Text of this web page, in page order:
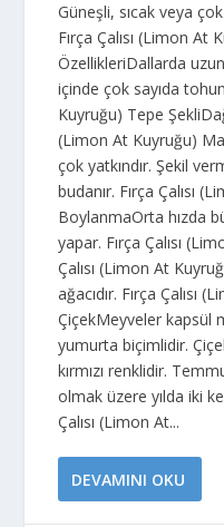
Güneşli, sıcak veya
Fırça Çalısı (Limon At
ÖzellikleriDallarda
içinde çok sayıda
Kuyruğu) Tepe
(Limon At Kuyruğu)
çok yatkındır. Şekil
budanır. Fırça Çalısı
BoylanmaOrta hızda
yapar. Fırça Çalısı
Çalısı (Limon At
ağacıdır. Fırça Çalısı
ÇiçekMeyveler kapsül
yumurta biçimlidir.
kırmızı renklidir.
olmak üzere yılda iki
Çalısı (Limon At...
DEVAMINI OKU